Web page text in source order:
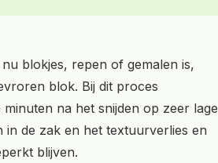
blokjes, repen of gemalen is,
blok. Bij dit proces
na het snijden op zeer lage
de zak en het textuurverlies en
blijven.